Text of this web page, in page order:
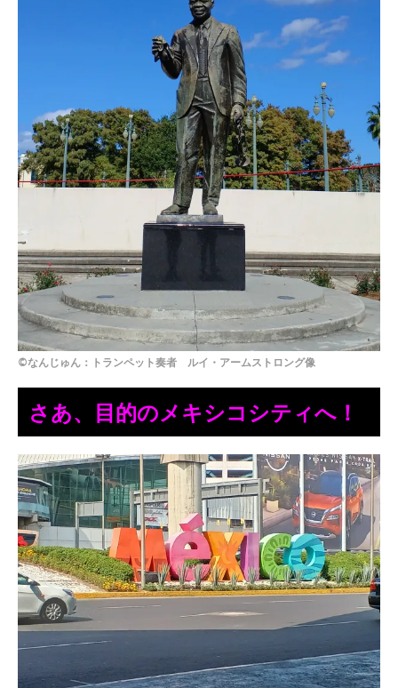
©なんじゅん：トランペット奏者 ルイ・アームストロング像
さあ、目的のメキシコシティへ！